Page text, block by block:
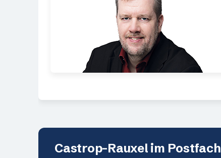
Castrop-Rauxel im Postfach